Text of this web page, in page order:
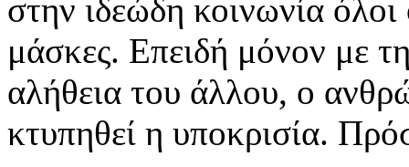
στην ιδεώδη κοινωνία
μάσκες. Επειδή μόνον με
αλήθεια του άλλου, ο
κτυπηθεί η υποκρισία.